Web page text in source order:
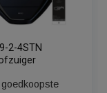
je doorgaat met het
vanuit dat je ermee